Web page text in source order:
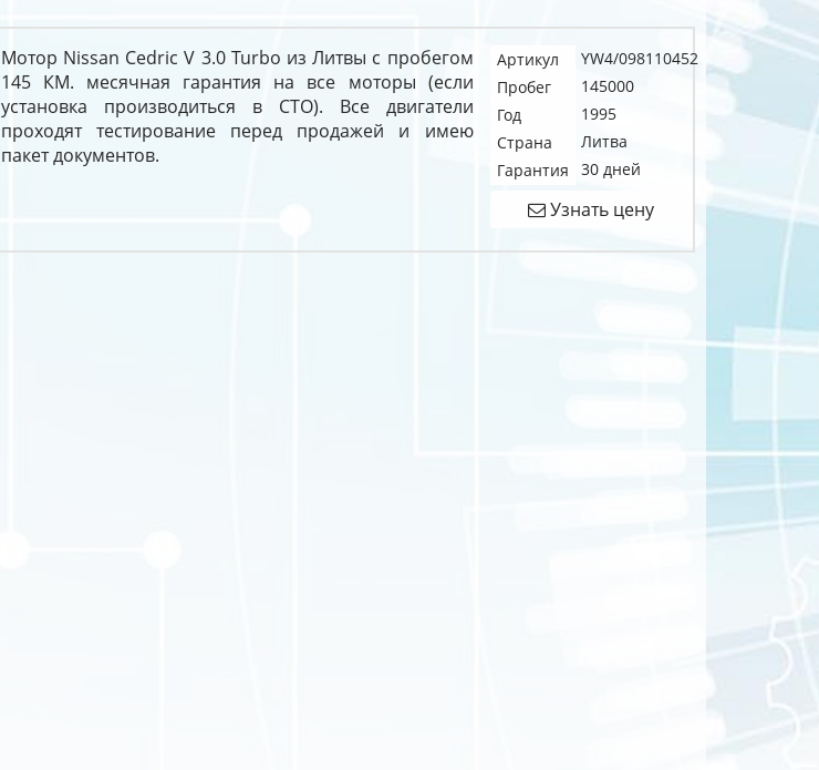
Мотор Nissan Cedric V 3.0 Turbo из Литвы с пробегом
145 КМ. месячная гарантия на все моторы (если
установка производиться в СТО). Все двигатели
проходят тестирование перед продажей и имею
пакет документов.
Артикул
YW4/098110452
Пробег
145000
Год
1995
Страна
Литва
Гарантия
30 дней
Узнать цену